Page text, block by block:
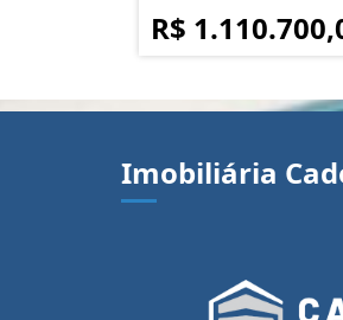
R$
Imobiliária